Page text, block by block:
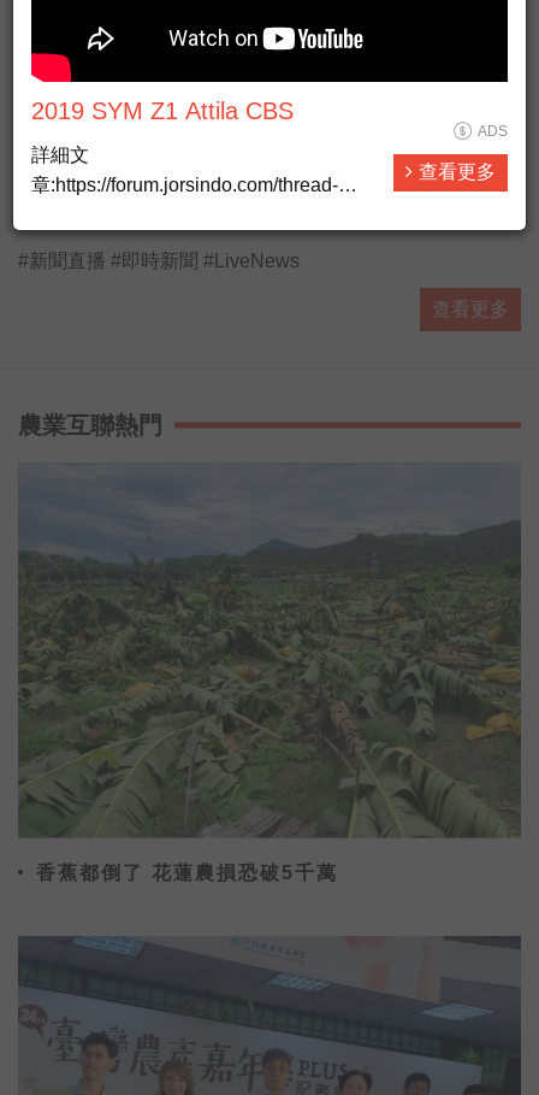
#新聞直播 #即時新聞 #LiveNews
查看更多
農業互聯熱門
香蕉都倒了 花蓮農損恐破5千萬
2019 SYM Z1 Attila CBS
詳細文
章:https://forum.jorsindo.com/thread-
ADS
查看更多